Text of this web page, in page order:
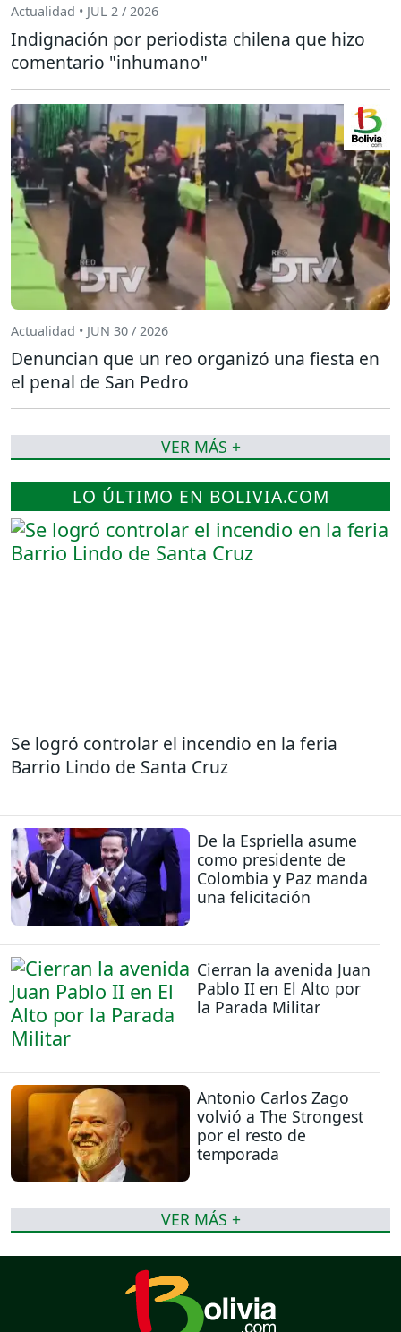
LO ÚLTIMO EN BOLIVIA.COM
Se logró controlar el incendio en la feria
Barrio Lindo de Santa Cruz
De la Espriella asume
como presidente de
Colombia y Paz manda
una felicitación
Cierran la avenida Juan
Pablo II en El Alto por
la Parada Militar
Antonio Carlos Zago
volvió a The Strongest
por el resto de
temporada
VER MÁS +
Actualidad • JUL 2 / 2026
Indignación por periodista chilena que hizo
comentario "inhumano"
Actualidad • JUN 30 / 2026
Denuncian que un reo organizó una fiesta en
el penal de San Pedro
VER MÁS +